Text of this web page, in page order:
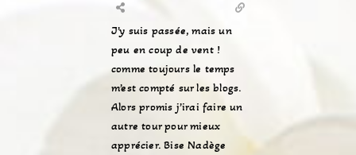
J’y suis passée, mais un
peu en coup de vent !
comme toujours le temps
m’est compté sur les blogs.
Alors promis j’irai faire un
autre tour pour mieux
apprécier. Bise Nadège